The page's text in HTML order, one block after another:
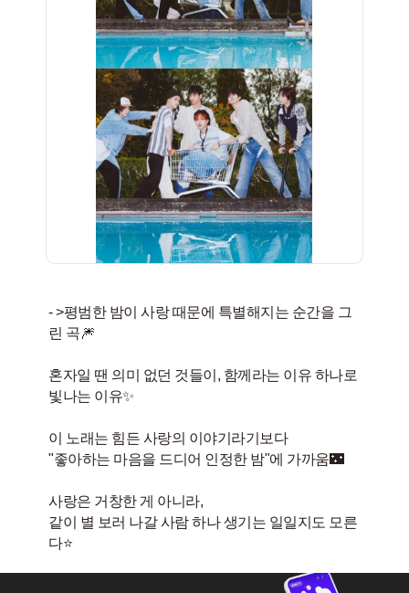
- >평범한 밤이 사랑 때문에 특별해지는 순간을 그
린 곡🎆
혼자일 땐 의미 없던 것들이, 함께라는 이유 하나로
빛나는 이유✨
이 노래는 힘든 사랑의 이야기라기보다
"좋아하는 마음을 드디어 인정한 밤"에 가까움🌃
사랑은 거창한 게 아니라,
같이 별 보러 나갈 사람 하나 생기는 일일지도 모른